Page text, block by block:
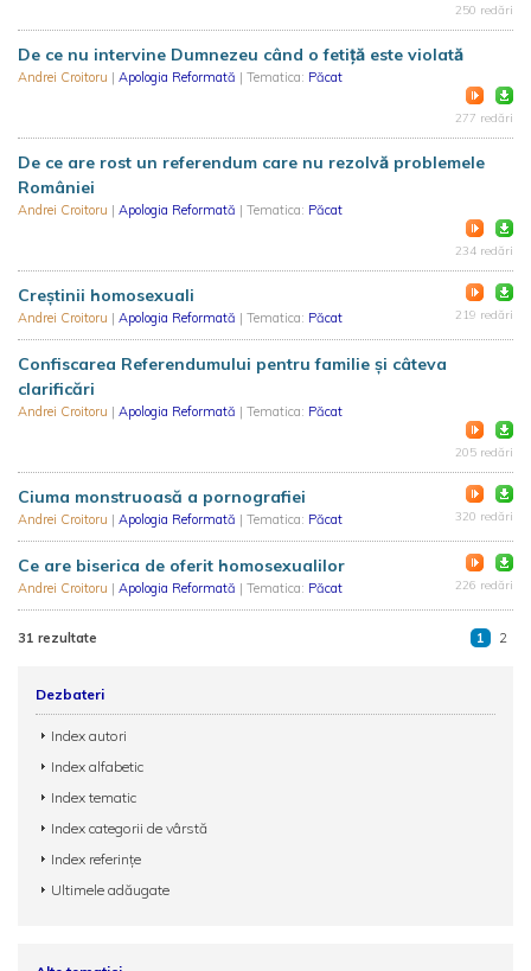
250 redări
De ce nu intervine Dumnezeu când o fetiță este violată
Andrei Croitoru | Apologia Reformată | Tematica: Păcat
277 redări
De ce are rost un referendum care nu rezolvă problemele
României
Andrei Croitoru | Apologia Reformată | Tematica: Păcat
234 redări
Creștinii homosexuali
Andrei Croitoru | Apologia Reformată | Tematica: Păcat 219 redări
Confiscarea Referendumului pentru familie și câteva
clarificări
Andrei Croitoru | Apologia Reformată | Tematica: Păcat
205 redări
Ciuma monstruoasă a pornografiei
Andrei Croitoru | Apologia Reformată | Tematica: Păcat 320 redări
Ce are biserica de oferit homosexualilor
Andrei Croitoru | Apologia Reformată | Tematica: Păcat 226 redări
31 rezultate 1 2
Dezbateri
Index autori
Index alfabetic
Index tematic
Index categorii de vârstă
Index referințe
Ultimele adăugate